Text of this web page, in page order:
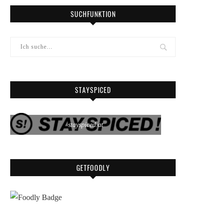
SUCHFUNKTION
STAYSPICED
stayspiced.at
GETFOODLY